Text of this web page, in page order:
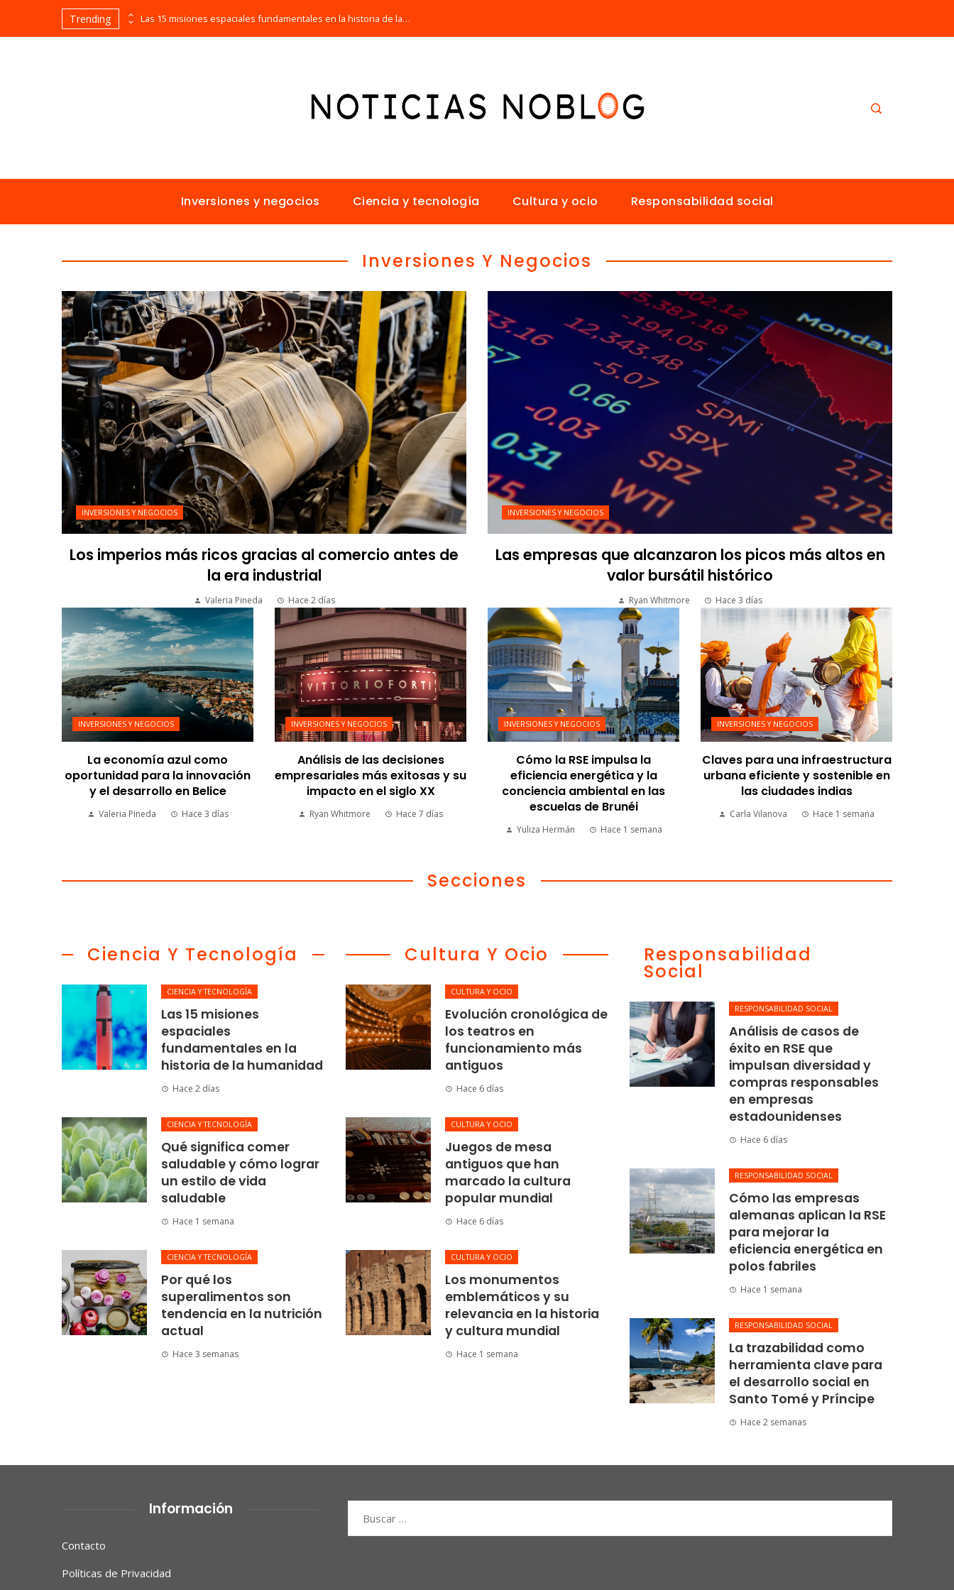
Trending Evolución cronológica de los teatros en funcionamiento más antiguos Las 15 misiones espaciales fundamentales en la historia de la humanidad
Inversiones y negocios Ciencia y tecnología Cultura y ocio Responsabilidad social
Inversiones Y Negocios
INVERSIONES Y NEGOCIOS
Los imperios más ricos gracias al comercio antes de
la era industrial
Valeria Pineda Hace 2 días
INVERSIONES Y NEGOCIOS
Las empresas que alcanzaron los picos más altos en
valor bursátil histórico
Ryan Whitmore Hace 3 días
INVERSIONES Y NEGOCIOS
La economía azul como
oportunidad para la innovación
y el desarrollo en Belice
Valeria Pineda Hace 3 días
INVERSIONES Y NEGOCIOS
Análisis de las decisiones
empresariales más exitosas y su
impacto en el siglo XX
Ryan Whitmore Hace 7 días
INVERSIONES Y NEGOCIOS
Cómo la RSE impulsa la
eficiencia energética y la
conciencia ambiental en las
escuelas de Brunéi
Yuliza Hermán Hace 1 semana
INVERSIONES Y NEGOCIOS
Claves para una infraestructura
urbana eficiente y sostenible en
las ciudades indias
Carla Vilanova Hace 1 semana
Secciones
Ciencia Y Tecnología
CIENCIA Y TECNOLOGÍA
Las 15 misiones
espaciales
fundamentales en la
historia de la humanidad
Hace 2 días
CIENCIA Y TECNOLOGÍA
Qué significa comer
saludable y cómo lograr
un estilo de vida
saludable
Hace 1 semana
CIENCIA Y TECNOLOGÍA
Por qué los
superalimentos son
tendencia en la nutrición
actual
Hace 3 semanas
Cultura Y Ocio
CULTURA Y OCIO
Evolución cronológica de
los teatros en
funcionamiento más
antiguos
Hace 6 días
CULTURA Y OCIO
Juegos de mesa
antiguos que han
marcado la cultura
popular mundial
Hace 6 días
CULTURA Y OCIO
Los monumentos
emblemáticos y su
relevancia en la historia
y cultura mundial
Hace 1 semana
Responsabilidad
Social
RESPONSABILIDAD SOCIAL
Análisis de casos de
éxito en RSE que
impulsan diversidad y
compras responsables
en empresas
estadounidenses
Hace 6 días
RESPONSABILIDAD SOCIAL
Cómo las empresas
alemanas aplican la RSE
para mejorar la
eficiencia energética en
polos fabriles
Hace 1 semana
RESPONSABILIDAD SOCIAL
La trazabilidad como
herramienta clave para
el desarrollo social en
Santo Tomé y Príncipe
Hace 2 semanas
Información
Contacto
Políticas de Privacidad